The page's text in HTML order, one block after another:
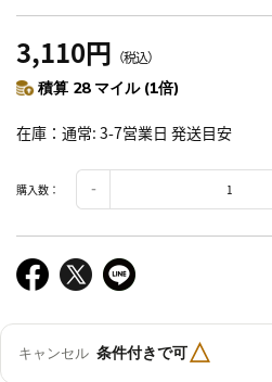
3,110円 （税込）
積算 28 マイル (1倍)
在庫 通常: 3-7営業日 発送目安
購入数：
キャンセル 条件付きで可△